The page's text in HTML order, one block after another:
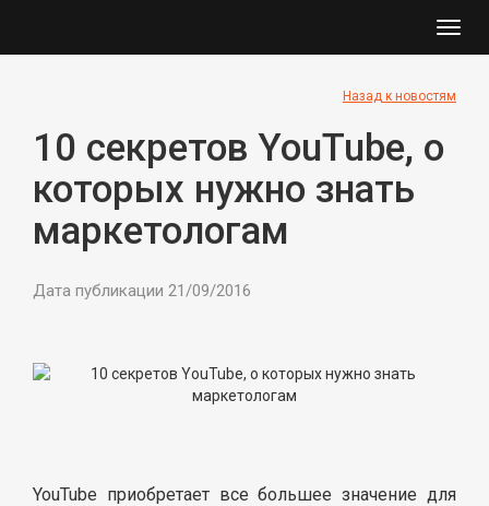
Назад к новостям
10 секретов YouTube, о
которых нужно знать
маркетологам
Дата публикации 21/09/2016
YouTube приобретает все большее значение для